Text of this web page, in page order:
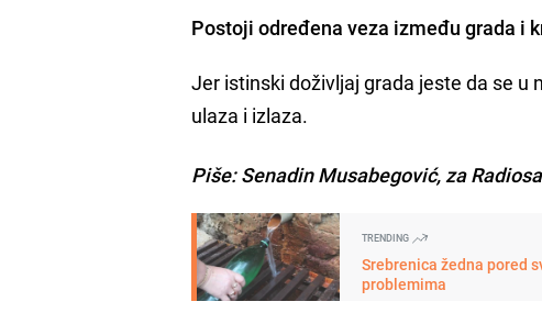
Postoji određena veza između grada i
Jer istinski doživljaj grada jeste da se
ulaza i izlaza.
Piše: Senadin Musabegović, za
TRENDING
Srebrenica žedna pored
problemima